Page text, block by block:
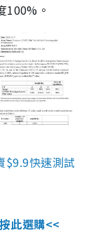
100%。
$9.9快速測試
此選購<<